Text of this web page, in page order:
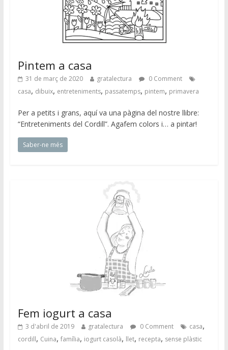
Pintem a casa
31 de març de 2020 gratalectura
0 Comment
casa, dibuix, entreteniments, passatemps, pintem, primavera
Per a petits i grans, aquí va una pàgina del nostre llibre:
“Entreteniments del Cordill”. Agafem colors i… a pintar!
Saber-ne més
Fem iogurt a casa
3 d'abril de 2019 gratalectura 0 Comment casa,
cordill, Cuina, família, iogurt casolà, llet, recepta, sense plàstic